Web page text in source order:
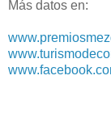
Más datos en: